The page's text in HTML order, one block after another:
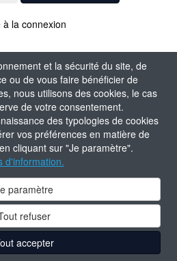
et la sécurité du site, de
ou de vous faire bénéficier de
nous utilisons des cookies, le cas
de votre consentement.
des typologies de cookies
vos préférences en matière de
cliquant sur "Je paramètre".
d'information.
paramètre
refuser
accepter
à la connexion